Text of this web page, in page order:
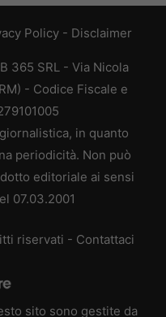
Policy - Disclaimer
365 SRL - Via Nicola
- Codice Fiscale e
in quanto
periodicità. Non può
editoriale ai sensi
07.03.2001
riservati - Contattaci
sito sono gestite da